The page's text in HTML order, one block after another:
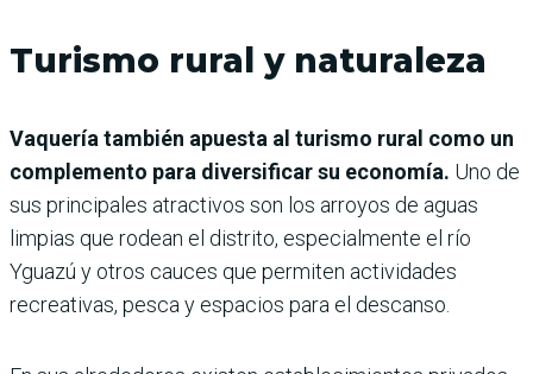
Turismo rural y naturaleza
Vaquería también apuesta al turismo rural como un
complemento para diversificar su economía. Uno de
sus principales atractivos son los arroyos de aguas
limpias que rodean el distrito, especialmente el río
Yguazú y otros cauces que permiten actividades
recreativas, pesca y espacios para el descanso.